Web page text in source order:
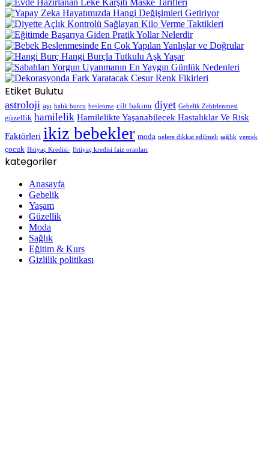
Etiket Bulutu
astroloji aşı balık burcu beslenme cilt bakımı diyet Gebelik Zehirlenmesi
güzellik hamilelik Hamilelikte Yaşanabilecek Hastalıklar Ve Risk
Faktörleri ikiz bebekler moda nelere dikkat edilmeli sağlık yemek
çocuk İhtiyaç Kredisi- İhtiyaç kredisi faiz oranları
kategoriler
Anasayfa
Gebelik
Yaşam
Güzellik
Moda
Sağlık
Eğitim & Kurs
Gizlilik politikası